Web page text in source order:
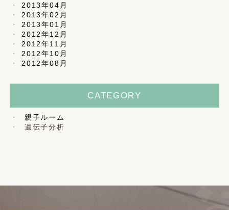
2013年04月
2013年02月
2013年01月
2012年12月
2012年11月
2012年10月
2012年08月
CATEGORY
親子ルーム
遺伝子分析